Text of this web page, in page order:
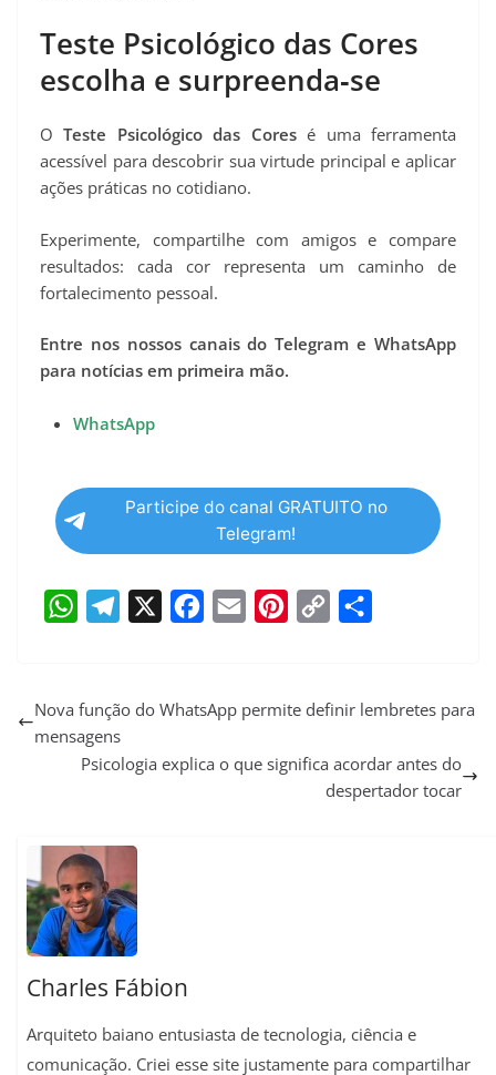
Teste Psicológico das Cores
escolha e surpreenda‑se
OTeste Psicológico das Coresé uma ferramenta
acessível para descobrir sua virtude principal e aplicar
ações práticas no cotidiano.
Experimente, compartilhe com amigos e compare
resultados: cada cor representa um caminho de
fortalecimento pessoal.
Entre nos nossos canais do Telegram e WhatsApp
para notícias em primeira mão.
WhatsApp
Participe do canal GRATUITO no
Telegram!
a
t
l
e
g
m
c
b
a
l
n
e
p
L
a
e
Nova função do WhatsApp permite definir lembretes para
mensagens
Psicologia explica o que significa acordar antes do
despertador tocar
Charles Fábion
Arquiteto baiano entusiasta de tecnologia, ciência e
comunicação. Criei esse site justamente para compartilhar